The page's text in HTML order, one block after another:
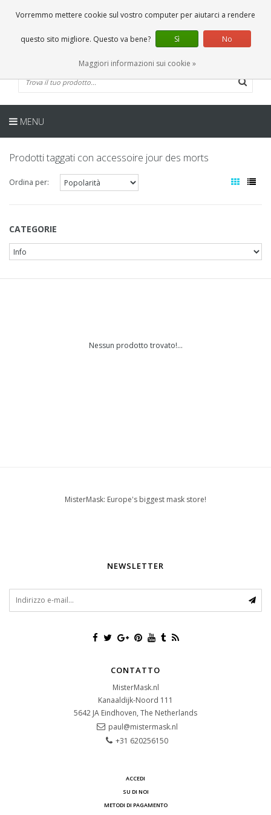
0 Articoli
IT
MENU
Prodotti taggati con accessoire jour des morts
Ordina per:
CATEGORIE
Nessun prodotto trovato!...
MisterMask: Europe's biggest mask store!
NEWSLETTER
CONTATTO
MisterMask.nl
Kanaaldijk-Noord 111
5642 JA Eindhoven, The Netherlands
paul@mistermask.nl
+31 620256150
ACCEDI
SU DI NOI
METODI DI PAGAMENTO
Vorremmo mettere cookie sul vostro computer per aiutarci a rendere
questo sito migliore. Questo va bene? Sì No
Maggiori informazioni sui cookie »